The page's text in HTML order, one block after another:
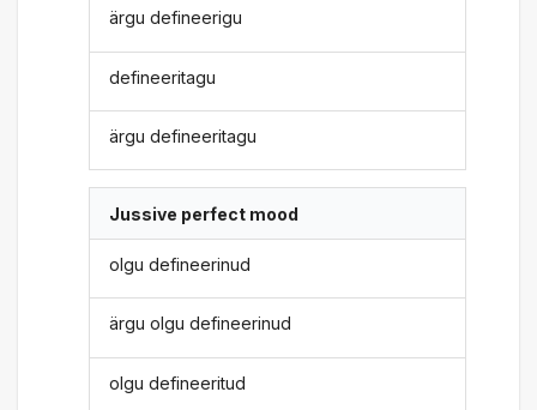
ärgu defineerigu
defineeritagu
ärgu defineeritagu
Jussive perfect mood
olgu defineerinud
ärgu olgu defineerinud
olgu defineeritud